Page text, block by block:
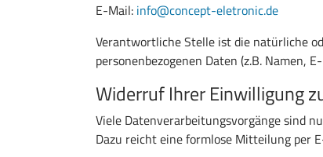
E-Mail: info@concept-eletronic.de
Verantwortliche Stelle ist die natürliche
personenbezogenen Daten (z.B. Namen,
Widerruf Ihrer Einwilligung
Viele Datenverarbeitungsvorgänge sind
Dazu reicht eine formlose Mitteilung per